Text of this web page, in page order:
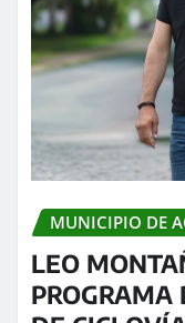
MUNICIPIO DE
LEO
PROGRAMA